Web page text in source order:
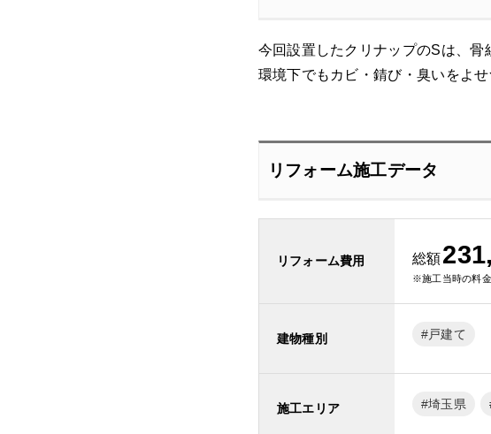
今回設置したクリナップのSは、
環境下でもカビ・錆び・臭いをよ
リフォーム施工データ
リフォーム費用 総額
※施工当時の料
建物種別 戸建て
施工エリア 埼玉県